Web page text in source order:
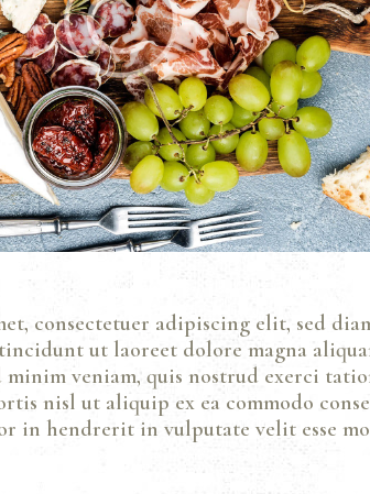
consectetuer adipiscing elit, sed
ut laoreet dolore magna
veniam, quis nostrud exerci
nisl ut aliquip ex ea commodo
in hendrerit in vulputate velit esse